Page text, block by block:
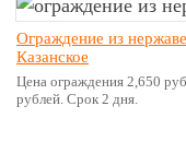
Ограждение из
Казанское
Цена ограждения 2,650
рублей. Срок 2 дня.